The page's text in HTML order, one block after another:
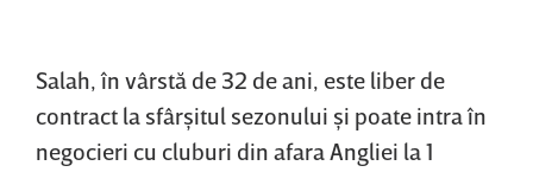
Salah, în vârstă de 32 de ani, este liber de
contract la sfârşitul sezonului şi poate intra în
negocieri cu cluburi din afara Angliei la 1